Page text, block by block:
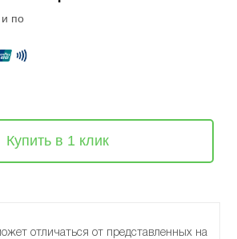
по
Купить в 1 клик
отличаться от представленных на